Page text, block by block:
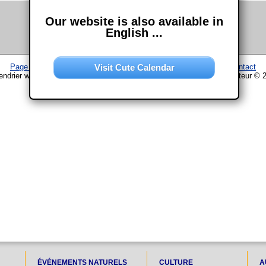
Page d'accueil Calendrier–Plan du site–Mentions légales
Contact
www.chouette-calendrier.com • 19. Décembre 2025 – droit d'auteur ©
ÉVÉNEMENTS NATURELS CULTURE
Our website is also available in
English ...
Visit Cute Calendar